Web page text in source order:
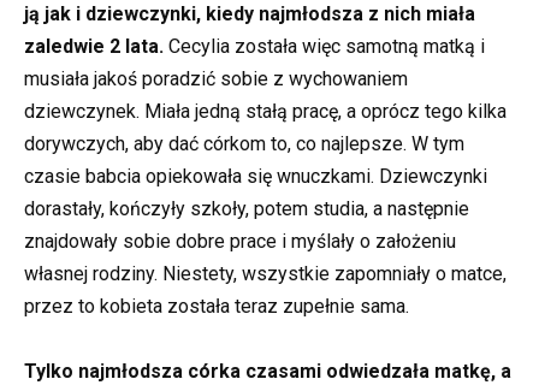
ją jak i dziewczynki, kiedy najmłodsza z nich miała
zaledwie 2 lata. Cecylia została więc samotną matką i
musiała jakoś poradzić sobie z wychowaniem
dziewczynek. Miała jedną stałą pracę, a oprócz tego kilka
dorywczych, aby dać córkom to, co najlepsze. W tym
czasie babcia opiekowała się wnuczkami. Dziewczynki
dorastały, kończyły szkoły, potem studia, a następnie
znajdowały sobie dobre prace i myślały o założeniu
własnej rodziny. Niestety, wszystkie zapomniały o matce,
przez to kobieta została teraz zupełnie sama.
Tylko najmłodsza córka czasami odwiedzała matkę, a